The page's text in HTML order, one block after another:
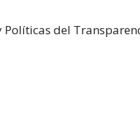
del